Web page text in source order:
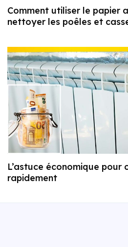
Comment utiliser le papier
nettoyer les poêles et
L’astuce économique pour
rapidement